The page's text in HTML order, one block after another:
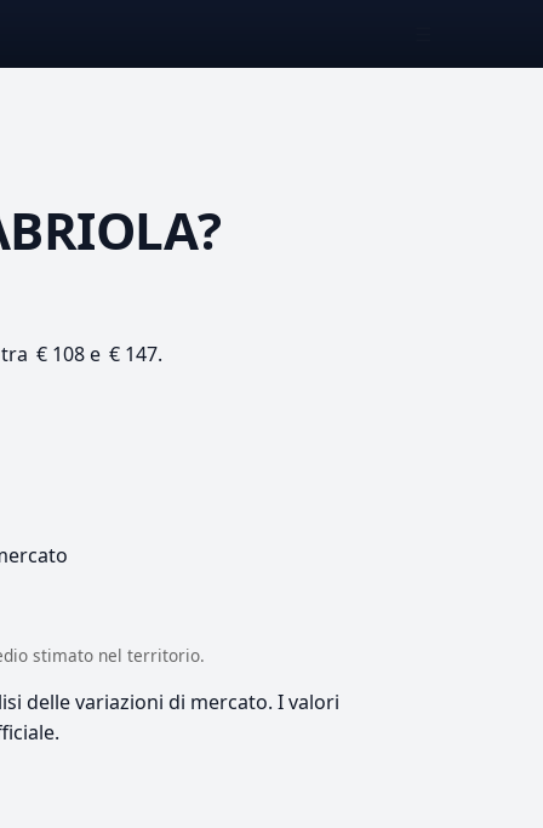
€ 108 e € 147.
stimato nel territorio.
delle variazioni di mercato. I valori